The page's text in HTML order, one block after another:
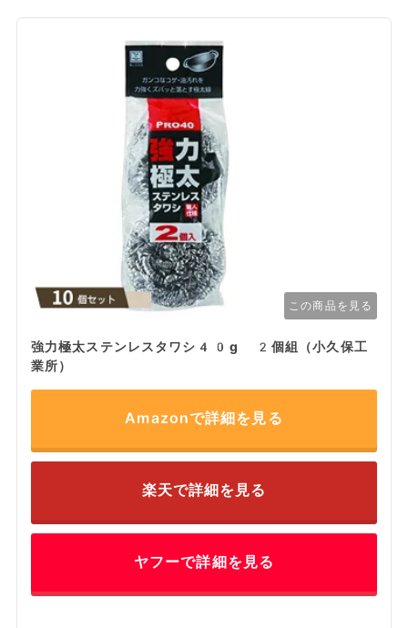
この商品を見る
強力極太ステンレスタワシ40g 2個組（小久保工
業所）
Amazonで詳細を見る
楽天で詳細を見る
ヤフーで詳細を見る